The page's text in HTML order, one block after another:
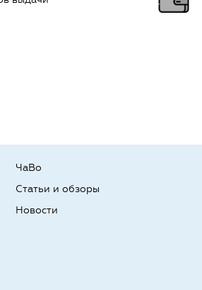
ЧаВо
Статьи и обзоры
Новости